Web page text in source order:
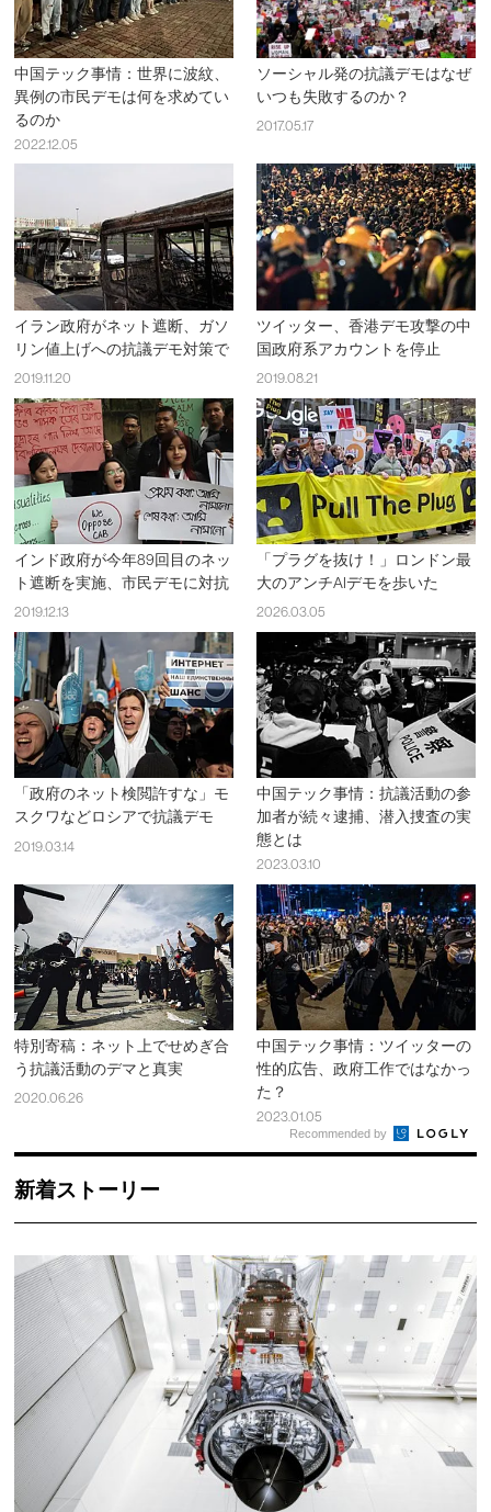
中国テック事情：世界に波紋、
異例の市民デモは何を求めてい
るのか
2022.12.05
ソーシャル発の抗議デモはなぜ
いつも失敗するのか？
2017.05.17
イラン政府がネット遮断、ガソ
リン値上げへの抗議デモ対策で
2019.11.20
ツイッター、香港デモ攻撃の中
国政府系アカウントを停止
2019.08.21
インド政府が今年89回目のネッ
ト遮断を実施、市民デモに対抗
2019.12.13
「プラグを抜け！」ロンドン最
大のアンチAIデモを歩いた
2026.03.05
「政府のネット検閲許すな」モ
スクワなどロシアで抗議デモ
2019.03.14
中国テック事情：抗議活動の参
加者が続々逮捕、潜入捜査の実
態とは
2023.03.10
特別寄稿：ネット上でせめぎ合
う抗議活動のデマと真実
2020.06.26
中国テック事情：ツイッターの
性的広告、政府工作ではなかっ
た？
2023.01.05
Recommended by
新着ストーリー